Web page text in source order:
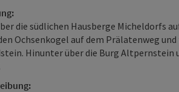
die südlichen Hausberge Micheldorfs
Ochsenkogel auf dem Prälatenweg
Hinunter über die Burg Altpernstein